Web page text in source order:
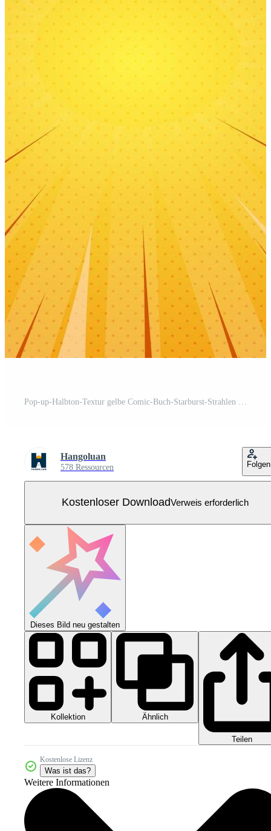
Hangoluan
578 Ressourcen Folgen
Kostenloser DownloadVerweis erforderlich
Dieses Bild neu gestalten
Kollektion Ähnlich
Teilen
Kostenlose Lizenz
Was ist das?
Weitere Informationen